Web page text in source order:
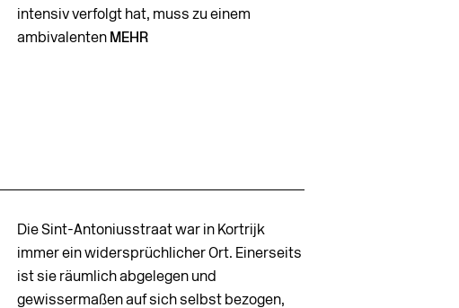
intensiv verfolgt hat, muss zu einem
ambivalenten MEHR
Die Sint-Antoniusstraat war in Kortrijk
immer ein widersprüchlicher Ort. Einerseits
ist sie räumlich abgelegen und
gewissermaßen auf sich selbst bezogen,